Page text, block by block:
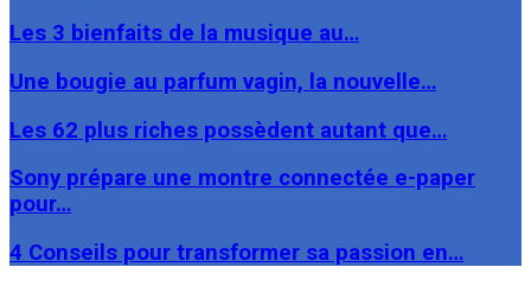
Les 3 bienfaits de la musique au…
Une bougie au parfum vagin, la nouvelle…
Les 62 plus riches possèdent autant que…
Sony prépare une montre connectée e-paper
pour…
4 Conseils pour transformer sa passion en…